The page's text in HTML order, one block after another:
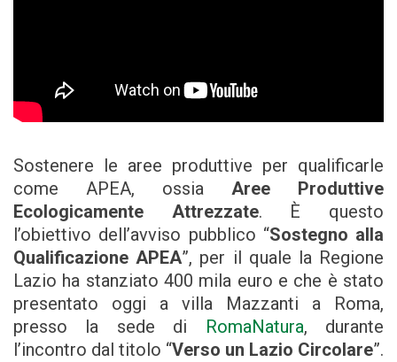
Sostenere le aree produttive per qualificarle
come APEA, ossia Aree Produttive
Ecologicamente Attrezzate. È questo
l’obiettivo dell’avviso pubblico “Sostegno alla
Qualificazione APEA”, per il quale la Regione
Lazio ha stanziato 400 mila euro e che è stato
presentato oggi a villa Mazzanti a Roma,
presso la sede di RomaNatura, durante
l’incontro dal titolo “Verso un Lazio Circolare”.